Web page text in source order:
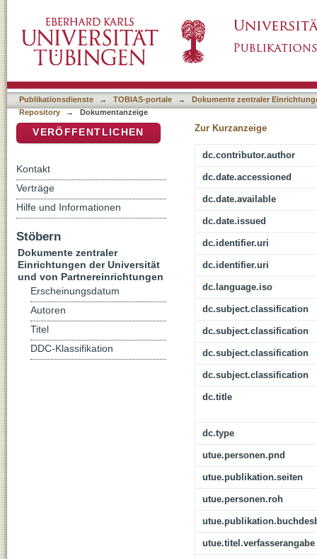
Publikationsdienste → TOBIAS-portale →
Dokumente zentraler
Repository
→ Dokumentanzeige
Zur Kurzanzeige
dc.contributor.author
dc.date.accessioned
dc.date.available
dc.date.issued
dc.identifier.uri
dc.identifier.uri
dc.language.iso
dc.subject.classification
dc.subject.classification
dc.subject.classification
dc.subject.classification
dc.title
dc.type
utue.personen.pnd
utue.publikation.seiten
utue.personen.roh
utue.titel.verfasserangabe
VERÖFFENTLICHEN
Kontakt
Verträge
Hilfe und Informationen
Stöbern
Dokumente zentraler
Einrichtungen der Universität
und von Partnereinrichtungen
Erscheinungsdatum
Autoren
Titel
DDC-Klassifikation